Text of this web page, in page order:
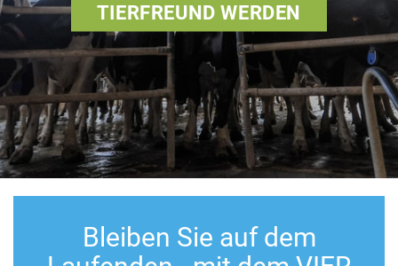
TIERFREUND WERDEN
Bleiben Sie auf dem